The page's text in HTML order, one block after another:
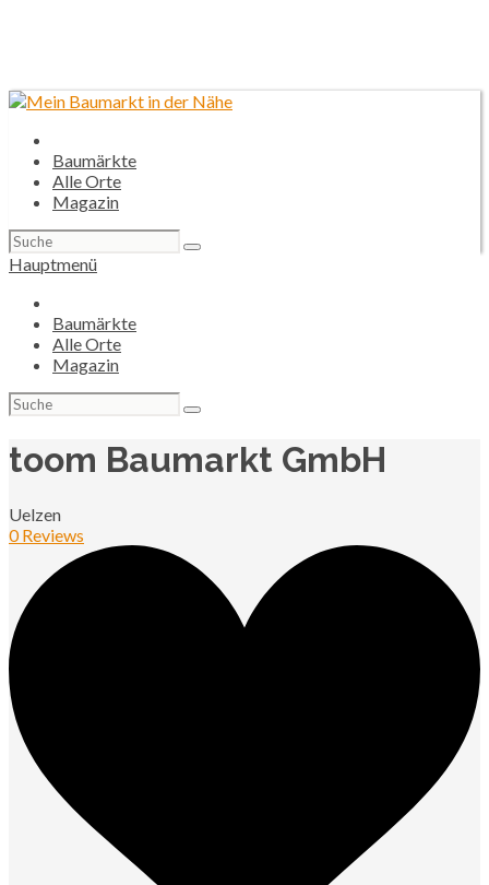
Baumärkte
Alle Orte
Magazin
Suchen
nach:
Hauptmenü
Baumärkte
Alle Orte
Magazin
Suchen
nach:
toom Baumarkt GmbH
Uelzen
0 Reviews